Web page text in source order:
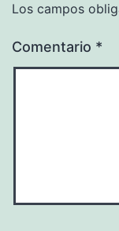
Los campos
Comentario *